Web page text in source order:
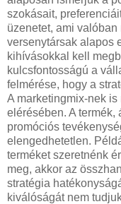
szokásait,
üzenetet, ami
versenytársak alapos
kihívásokkal kell
kulcsfontosságú a
felmérése, hogy a
A marketingmix-nek
elérésében. A termék,
promóciós
elengedhetetlen.
terméket szeretnénk
meg, akkor az
stratégia
kiválóságát nem